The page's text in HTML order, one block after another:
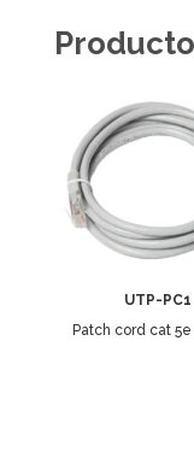
UTP-PC1
Patch cord cat